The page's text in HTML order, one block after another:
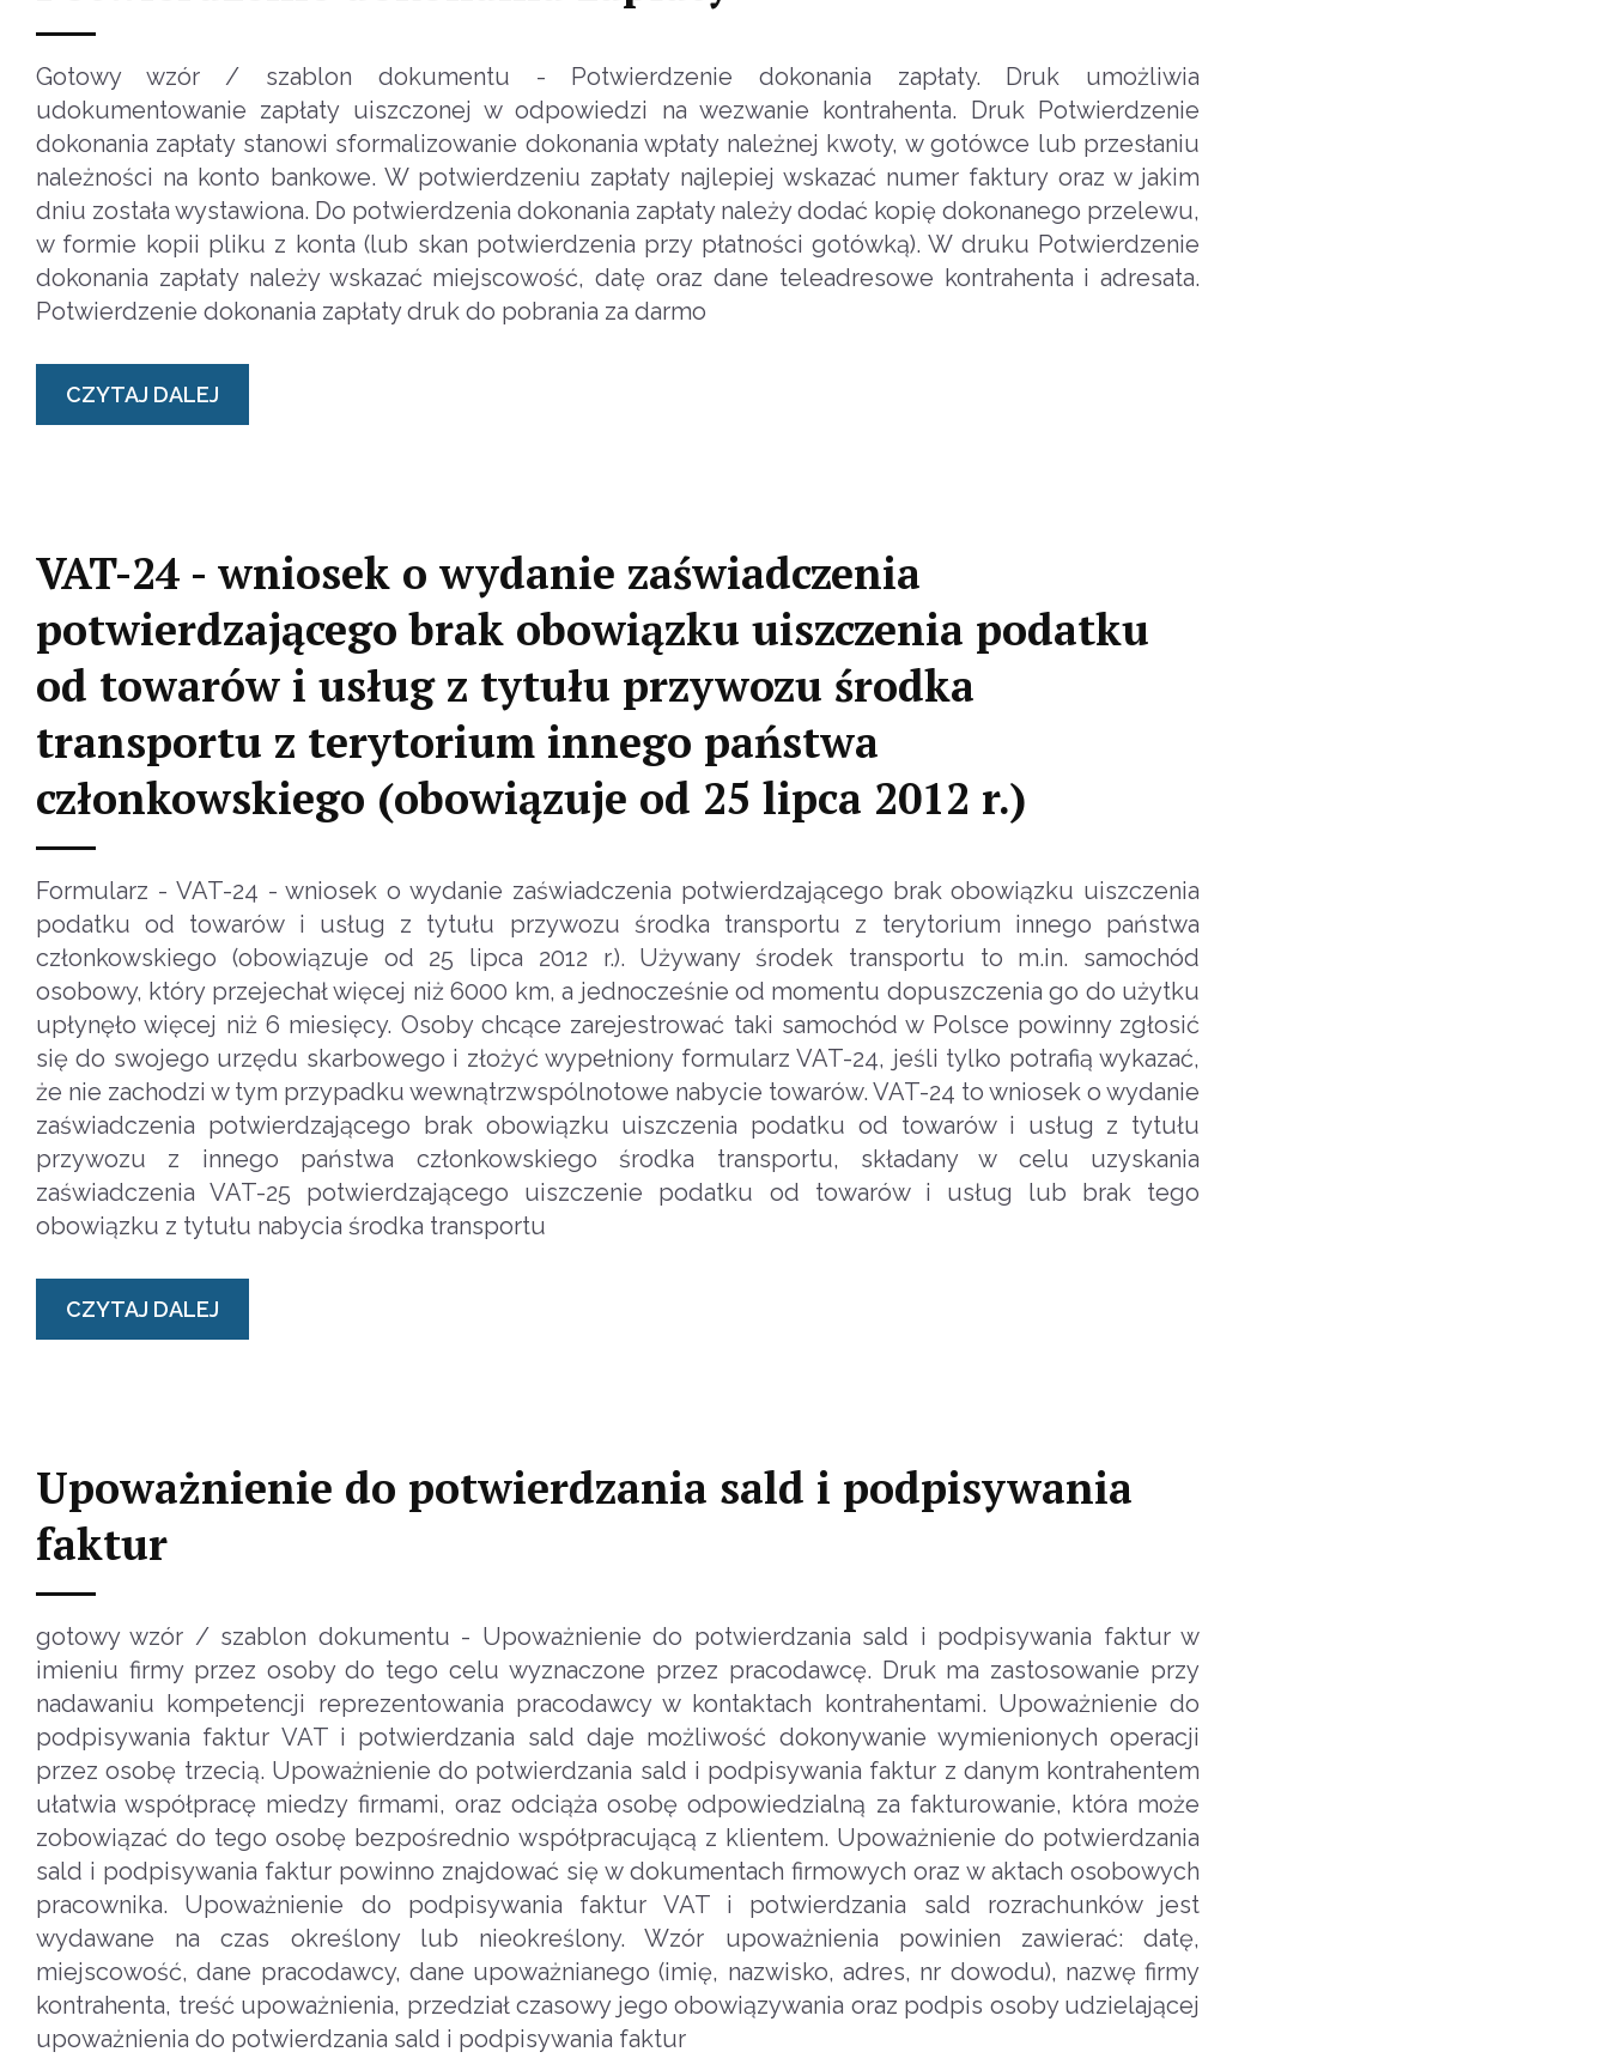
Gotowy wzór / szablon dokumentu - Potwierdzenie dokonania zapłaty. Druk umożliwia
udokumentowanie zapłaty uiszczonej w odpowiedzi na wezwanie kontrahenta. Druk Potwierdzenie
dokonania zapłaty stanowi sformalizowanie dokonania wpłaty należnej kwoty, w gotówce lub przesłaniu
należności na konto bankowe. W potwierdzeniu zapłaty najlepiej wskazać numer faktury oraz w jakim
dniu została wystawiona. Do potwierdzenia dokonania zapłaty należy dodać kopię dokonanego przelewu,
w formie kopii pliku z konta (lub skan potwierdzenia przy płatności gotówką). W druku Potwierdzenie
dokonania zapłaty należy wskazać miejscowość, datę oraz dane teleadresowe kontrahenta i adresata.
Potwierdzenie dokonania zapłaty druk do pobrania za darmo
CZYTAJ DALEJ
VAT-24 - wniosek o wydanie zaświadczenia
potwierdzającego brak obowiązku uiszczenia podatku
od towarów i usług z tytułu przywozu środka
transportu z terytorium innego państwa
członkowskiego (obowiązuje od 25 lipca 2012 r.)
Formularz - VAT-24 - wniosek o wydanie zaświadczenia potwierdzającego brak obowiązku uiszczenia
podatku od towarów i usług z tytułu przywozu środka transportu z terytorium innego państwa
członkowskiego (obowiązuje od 25 lipca 2012 r.). Używany środek transportu to m.in. samochód
osobowy, który przejechał więcej niż 6000 km, a jednocześnie od momentu dopuszczenia go do użytku
upłynęło więcej niż 6 miesięcy. Osoby chcące zarejestrować taki samochód w Polsce powinny zgłosić
się do swojego urzędu skarbowego i złożyć wypełniony formularz VAT-24, jeśli tylko potrafią wykazać,
że nie zachodzi w tym przypadku wewnątrzwspólnotowe nabycie towarów. VAT-24 to wniosek o wydanie
zaświadczenia potwierdzającego brak obowiązku uiszczenia podatku od towarów i usług z tytułu
przywozu z innego państwa członkowskiego środka transportu, składany w celu uzyskania
zaświadczenia VAT-25 potwierdzającego uiszczenie podatku od towarów i usług lub brak tego
obowiązku z tytułu nabycia środka transportu
CZYTAJ DALEJ
Upoważnienie do potwierdzania sald i podpisywania
faktur
gotowy wzór / szablon dokumentu - Upoważnienie do potwierdzania sald i podpisywania faktur w
imieniu firmy przez osoby do tego celu wyznaczone przez pracodawcę. Druk ma zastosowanie przy
nadawaniu kompetencji reprezentowania pracodawcy w kontaktach kontrahentami. Upoważnienie do
podpisywania faktur VAT i potwierdzania sald daje możliwość dokonywanie wymienionych operacji
przez osobę trzecią. Upoważnienie do potwierdzania sald i podpisywania faktur z danym kontrahentem
ułatwia współpracę miedzy firmami, oraz odciąża osobę odpowiedzialną za fakturowanie, która może
zobowiązać do tego osobę bezpośrednio współpracującą z klientem. Upoważnienie do potwierdzania
sald i podpisywania faktur powinno znajdować się w dokumentach firmowych oraz w aktach osobowych
pracownika. Upoważnienie do podpisywania faktur VAT i potwierdzania sald rozrachunków jest
wydawane na czas określony lub nieokreślony. Wzór upoważnienia powinien zawierać: datę,
miejscowość, dane pracodawcy, dane upoważnianego (imię, nazwisko, adres, nr dowodu), nazwę firmy
kontrahenta, treść upoważnienia, przedział czasowy jego obowiązywania oraz podpis osoby udzielającej
upoważnienia do potwierdzania sald i podpisywania faktur